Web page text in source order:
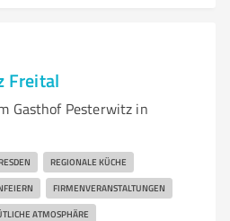
Freital
Gasthof Pesterwitz in
REGIONALE KÜCHE
FIRMENVERANSTALTUNGEN
ATMOSPHÄRE